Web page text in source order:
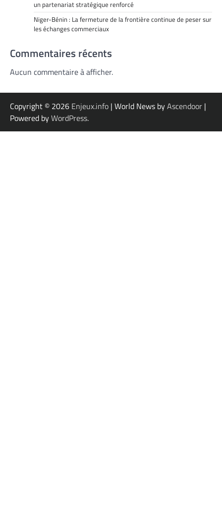
un partenariat stratégique renforcé
Niger-Bénin : La fermeture de la frontière continue de peser sur
les échanges commerciaux
Commentaires récents
Aucun commentaire à afficher.
Copyright © 2026 Enjeux.info | World News byAscendoor |
Powered byWordPress.